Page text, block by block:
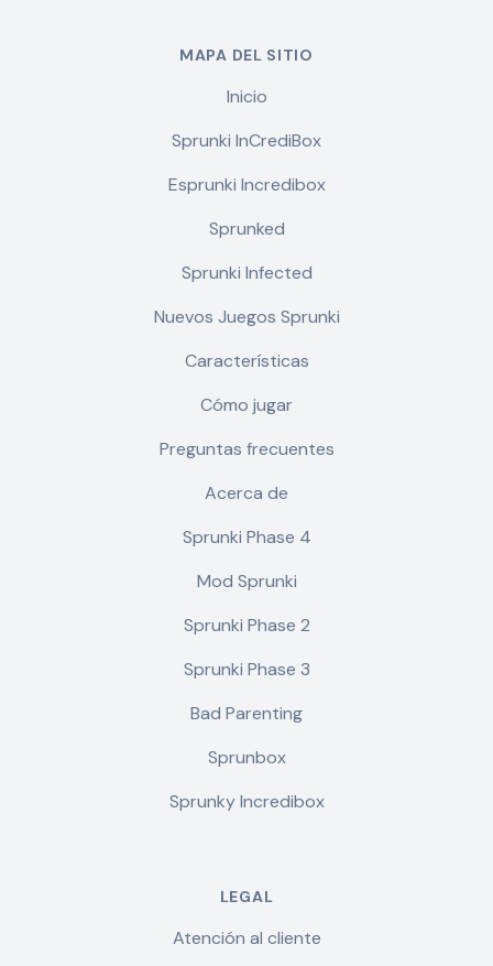
MAPA DEL SITIO
Inicio
Sprunki InCrediBox
Esprunki Incredibox
Sprunked
Sprunki Infected
Nuevos Juegos Sprunki
Características
Cómo jugar
Preguntas frecuentes
Acerca de
Sprunki Phase 4
Mod Sprunki
Sprunki Phase 2
Sprunki Phase 3
Bad Parenting
Sprunbox
Sprunky Incredibox
LEGAL
Atención al cliente